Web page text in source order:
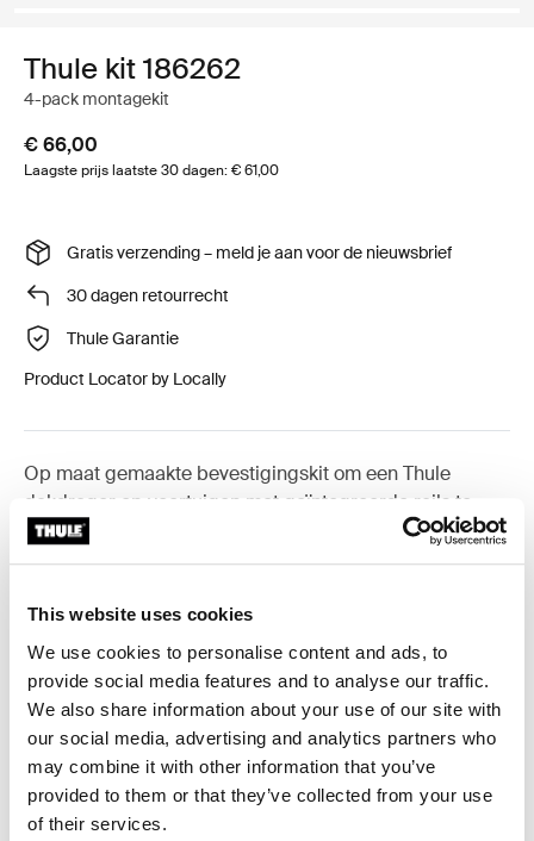
This website uses cookies
We use cookies to personalise content and ads, to
provide social media features and to analyse our traffic.
We also share information about your use of our site with
our social media, advertising and analytics partners who
may combine it with other information that you’ve
provided to them or that they’ve collected from your use
of their services.
Thule kit 186262
4-pack montagekit
€ 66,00
Laagste prijs laatste 30 dagen: € 61,00
Gratis verzending – meld je aan voor de nieuwsbrief
30 dagen retourrecht
Thule Garantie
Product Locator by Locally
Op maat gemaakte bevestigingskit om een Thule
dakdrager op voertuigen met geïntegreerde rails te
monteren.
Toggle features
Alle eigenschappen
Toggle techspec
Technische specificaties
Toggle guides and instructions
Instructies